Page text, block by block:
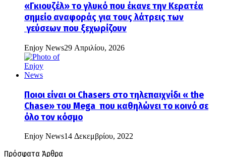
«Γκιουζέλ» το γλυκό που έκανε την Κερατέα
σημείο αναφοράς για τους λάτρεις των
γεύσεων που ξεχωρίζουν
Enjoy News29 Απριλίου, 2026
Ποιοι είναι οι Chasers στο τηλεπαιχνίδι « the
Chase» του Mega που καθηλώνει το κοινό σε
όλο τον κόσμο
Enjoy News14 Δεκεμβρίου, 2022
Πρόσφατα Άρθρα